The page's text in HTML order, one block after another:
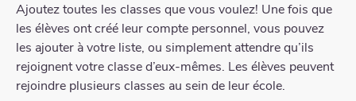
Ajoutez toutes les classes que vous voulez! Une fois que
les élèves ont créé leur compte personnel, vous pouvez
les ajouter à votre liste, ou simplement attendre qu’ils
rejoignent votre classe d’eux-mêmes. Les élèves peuvent
rejoindre plusieurs classes au sein de leur école.